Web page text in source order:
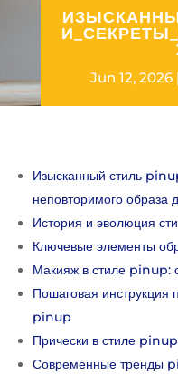
Jun 12, 2026
Изысканный стиль
неповторимого образа
История и эволюция
Ключевые элементы
Макияж в стиле pinup:
Пошаговая инструкция
pinup
Прически в стиле
Современные тренды